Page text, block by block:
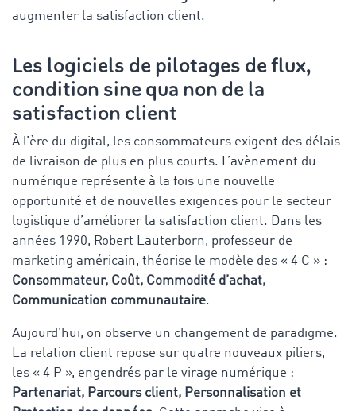
augmenter la satisfaction client.
Les logiciels de pilotages de flux,
condition sine qua non de la
satisfaction client
À l’ère du digital, les consommateurs exigent des délais
de livraison de plus en plus courts. L’avènement du
numérique représente à la fois une nouvelle
opportunité et de nouvelles exigences pour le secteur
logistique d’améliorer la satisfaction client. Dans les
années 1990, Robert Lauterborn, professeur de
marketing américain, théorise le modèle des « 4 C » :
Consommateur, Coût, Commodité d’achat,
Communication communautaire.
Aujourd’hui, on observe un changement de paradigme.
La relation client repose sur quatre nouveaux piliers,
les « 4 P », engendrés par le virage numérique :
Partenariat, Parcours client, Personnalisation et